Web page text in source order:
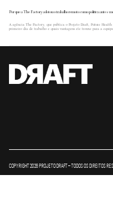
Por que a The Factory adotou o trabalho remoto como política antes
A agência The Factory, que publica o Projeto Draft, Future Health
primeiro dia de trabalho e quais vantagens ele trouxe para a
COPYRIGHT 2026 PROJETO DRAFT – TODOS OS DIREITOS